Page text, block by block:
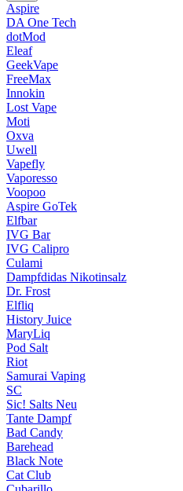
Aspire
DA One Tech
dotMod
Eleaf
GeekVape
FreeMax
Innokin
Lost Vape
Moti
Oxva
Uwell
Vapefly
Vaporesso
Voopoo
Aspire GoTek
Elfbar
IVG Bar
IVG Calipro
Culami
Dampfdidas Nikotinsalz
Dr. Frost
Elfliq
History Juice
MaryLiq
Pod Salt
Riot
Samurai Vaping
SC
Sic! Salts Neu
Tante Dampf
Bad Candy
Barehead
Black Note
Cat Club